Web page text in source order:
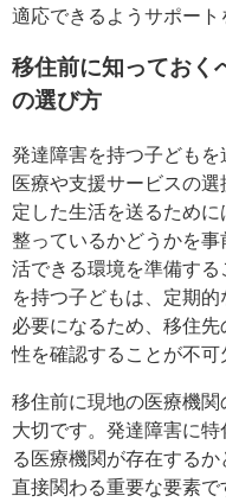
適応できるようサポート
移住前に知っておく
の選び方
発達障害を持つ子ども
医療や支援サービスの
定した生活を送るため
整っているかどうかを
活できる環境を準備す
を持つ子どもは、定期
必要になるため、移住
性を確認することが不可
移住前に現地の医療機
大切です。発達障害に
る医療機関が存在する
直接関わる重要な要素